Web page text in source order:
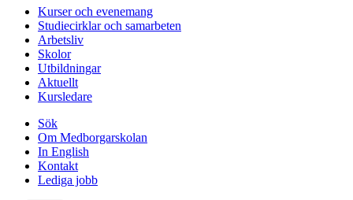
Kurser och evenemang
Studiecirklar och samarbeten
Arbetsliv
Skolor
Utbildningar
Aktuellt
Kursledare
Sök
Om Medborgarskolan
In English
Kontakt
Lediga jobb